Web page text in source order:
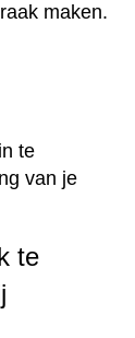
maken.
te
van je
te